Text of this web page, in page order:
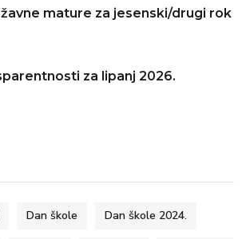
mature za jesenski/drugi rok
za lipanj 2026.
Dan škole Dan škole 2024.